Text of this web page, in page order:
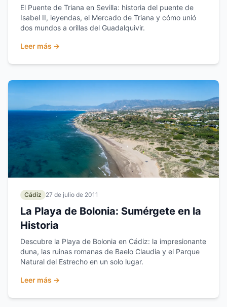
El Puente de Triana en Sevilla: historia del puente de
Isabel II, leyendas, el Mercado de Triana y cómo unió
dos mundos a orillas del Guadalquivir.
Leer más →
Cádiz 27 de julio de 2011
La Playa de Bolonia: Sumérgete en la
Historia
Descubre la Playa de Bolonia en Cádiz: la impresionante
duna, las ruinas romanas de Baelo Claudia y el Parque
Natural del Estrecho en un solo lugar.
Leer más →